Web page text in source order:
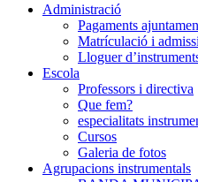
Administració
Pagaments
Matrículació i
Lloguer
Escola
Professors i directiva
Que fem?
especialitats
Cursos
Galeria de fotos
Agrupacions instrumentals